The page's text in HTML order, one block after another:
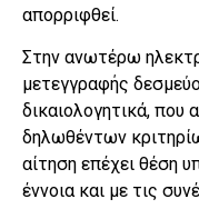
απορριφθεί.
Στην ανωτέρω
μετεγγραφής
δικαιολογητικά, που
δηλωθέντων
αίτηση επέχει θέση
έννοια και με τις